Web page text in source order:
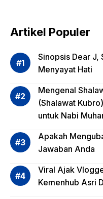
dalam
si
Risiko
asi
Reksa
Saja?
Artikel Populer
Sinopsis Dear J,
Menyayat Hati
Mengenal
(Shalawat
untuk Nabi
Apakah
Jawaban Anda
Viral Ajak
Kemenhub Asri